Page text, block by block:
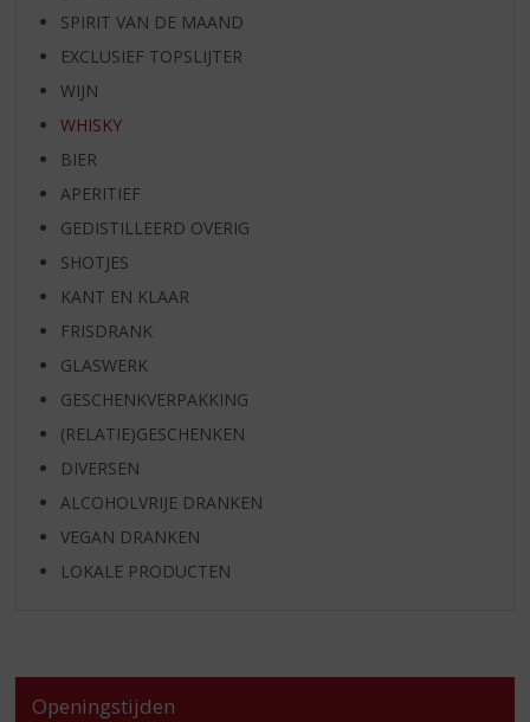
SPIRIT VAN DE MAAND
EXCLUSIEF TOPSLIJTER
WIJN
WHISKY
BIER
APERITIEF
GEDISTILLEERD OVERIG
SHOTJES
KANT EN KLAAR
FRISDRANK
GLASWERK
GESCHENKVERPAKKING
(RELATIE)GESCHENKEN
DIVERSEN
ALCOHOLVRIJE DRANKEN
VEGAN DRANKEN
LOKALE PRODUCTEN
Openingstijden